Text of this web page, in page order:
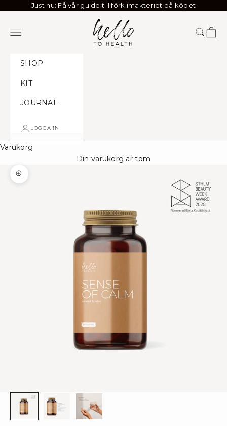
Hoppa till innehållet
Just nu: Få vår guide till förklimakteriet på köpet
Hello to Health
Meny
Sök
SHOP
KIT
JOURNAL
LOGGA IN
Varukorg
Din varukorg är tom
Zooma